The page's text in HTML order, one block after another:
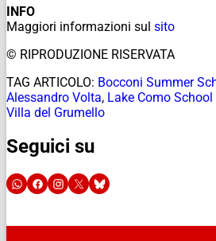
INFO
Maggiori informazioni sul sito
© RIPRODUZIONE RISERVATA
TAG ARTICOLO: Bocconi Summer
Alessandro Volta, Lake Como
Villa del Grumello
Seguici su